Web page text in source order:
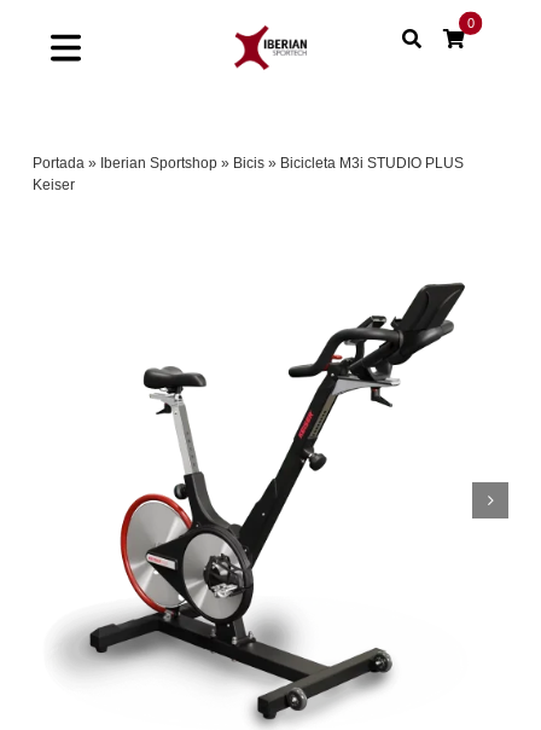
Toggle
Nuestras marcas
Contacto
Mi cuenta
0
Portada » Iberian Sportshop » Bicis » Bicicleta M3i STUDIO PLUS
Keiser